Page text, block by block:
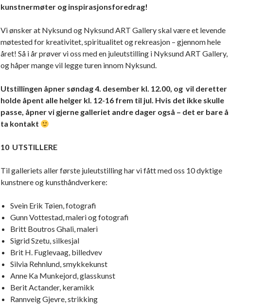
kunstnermøter og inspirasjonsforedrag!
Vi ønsker at Nyksund og Nyksund ART Gallery skal være et levende
møtested for kreativitet, spiritualitet og rekreasjon – gjennom hele
året! Så i år prøver vi oss med en juleutstilling i Nyksund ART Gallery,
og håper mange vil legge turen innom Nyksund.
Utstillingen åpner søndag 4. desember kl. 12.00, og vil deretter
holde åpent alle helger kl. 12-16 frem til jul. Hvis det ikke skulle
passe, åpner vi gjerne galleriet andre dager også – det er bare å
ta kontakt
10 UTSTILLERE
Til galleriets aller første juleutstilling har vi fått med oss 10 dyktige
kunstnere og kunsthåndverkere:
Svein Erik Tøien, fotografi
Gunn Vottestad, maleri og fotografi
Britt Boutros Ghali, maleri
Sigrid Szetu, silkesjal
Brit H. Fuglevaag, billedvev
Silvia Rehnlund, smykkekunst
Anne Ka Munkejord, glasskunst
Berit Actander, keramikk
Rannveig Gjevre, strikking